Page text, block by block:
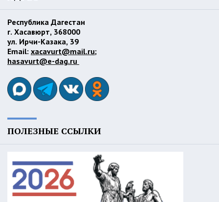
Республика Дагестан
г. Хасавюрт, 368000
ул. Ирчи-Казака, 39
Email: xacavurt@mail.ru;
hasavurt@e-dag.ru
ПОЛЕЗНЫЕ ССЫЛКИ